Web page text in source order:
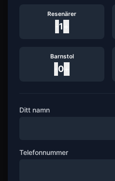
Resenärer
1
Barnstol
0
Ditt namn
Telefonnummer